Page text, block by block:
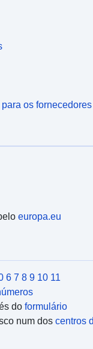
os
europa.eu
6 7 8 9 10 11
do formulário
num dos centros